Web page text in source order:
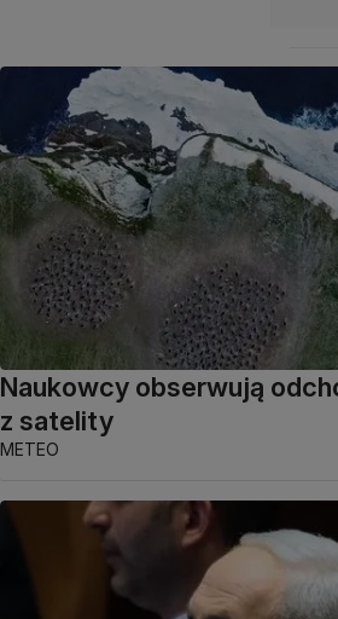
Naukowcy obserwują
z satelity
METEO